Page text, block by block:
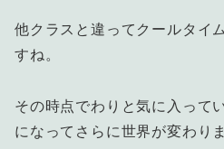
他クラスと違ってクールタイ
すね。
その時点でわりと気に入って
になってさらに世界が変わり